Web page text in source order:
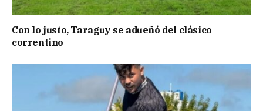
Con lo justo, Taraguy se adueñó del clásico
correntino